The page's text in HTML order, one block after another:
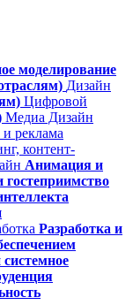
моделирование
Дизайн
Цифровой
Медиа Дизайн
реклама
контент-
Анимация и
гостеприимство
Разработка и